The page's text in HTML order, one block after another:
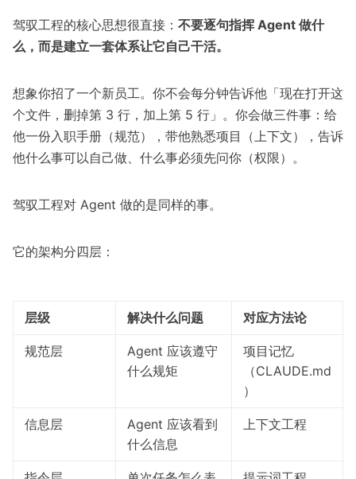
驾驭工程的核心思想很直接： 不要逐句指挥 Agent 做什
么，而是建立一套体系让它自己干活。
想象你招了一个新员工。你不会每分钟告诉他「现在打开这
个文件，删掉第 3 行，加上第 5 行」。你会做三件事：给
他一份入职手册（规范），带他熟悉项目（上下文），告诉
他什么事可以自己做、什么事必须先问你（权限）。
驾驭工程对 Agent 做的是同样的事。
它的架构分四层：
层级 解决什么问题 对应方法论
规范层
Agent 应该遵守
什么规矩
项目记忆
（CLAUDE.md
）
信息层
Agent 应该看到
什么信息
上下文工程